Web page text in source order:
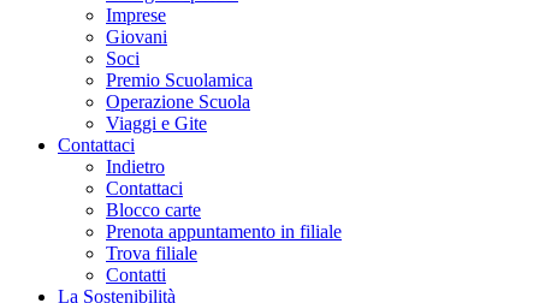
Imprese
Giovani
Soci
Premio Scuolamica
Operazione Scuola
Viaggi e Gite
Contattaci
Indietro
Contattaci
Blocco carte
Prenota appuntamento in filiale
Trova filiale
Contatti
La Sostenibilità